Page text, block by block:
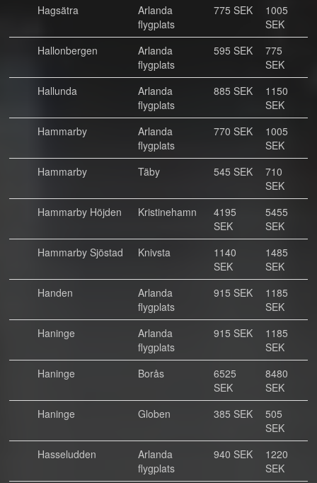
Hagsätra
Arlanda
flygplats
775 SEK
1005
SEK
Hallonbergen
Arlanda
flygplats
595 SEK
775
SEK
Hallunda
Arlanda
flygplats
885 SEK
1150
SEK
Hammarby
Arlanda
flygplats
770 SEK
1005
SEK
Hammarby
Täby 545 SEK
710
SEK
Hammarby Höjden
Kristinehamn
4195
SEK
5455
SEK
Hammarby Sjöstad
Knivsta
1140
SEK
1485
SEK
Handen
Arlanda
flygplats
915 SEK
1185
SEK
Haninge
Arlanda
flygplats
915 SEK
1185
SEK
Haninge
Borås
6525
SEK
8480
SEK
Haninge
Globen 385 SEK
505
SEK
Hasseludden
Arlanda
flygplats
940 SEK
1220
SEK